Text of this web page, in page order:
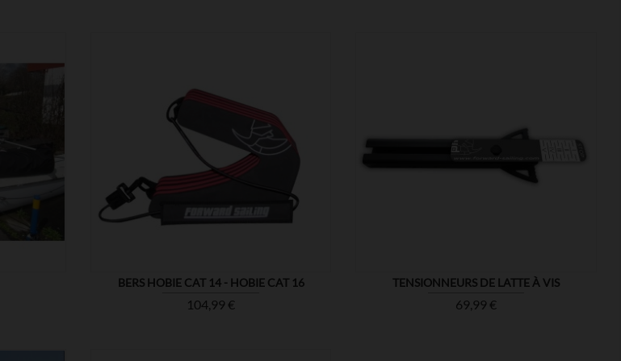
BERS HOBIE CAT 14 - HOBIE CAT 16
Prix
104,99 €

TENSIONNEURS DE LATTE À VIS
Prix
69,99 €
MONTRER 